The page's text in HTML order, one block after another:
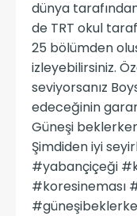
dünya
de TRT okul
25 bölümden
izleyebilirsiniz.
seviyorsanız
edeceğinin
Güneşi
Şimdiden iyi
#yabançiçeği
#koresineması